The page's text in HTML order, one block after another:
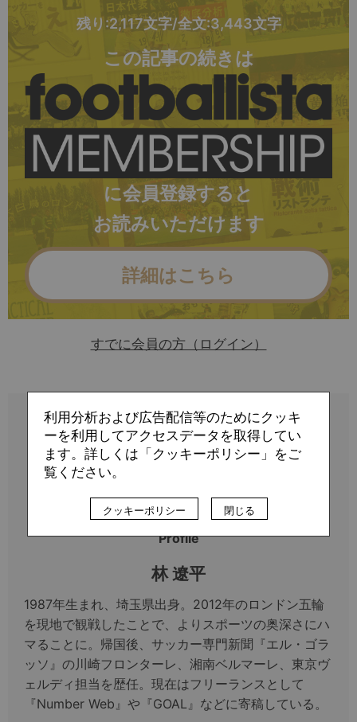
残り:2,117文字/全文:3,443文字
この記事の続きは
に会員登録すると
お読みいただけます
詳細はこちら
すでに会員の方（ログイン）
Profile
林 遼平
1987年生まれ、埼玉県出身。2012年のロンドン五輪
を現地で観戦したことで、よりスポーツの奥深さにハ
マることに。帰国後、サッカー専門新聞『エル・ゴラ
ッソ』の川崎フロンターレ、湘南ベルマーレ、東京ヴ
ェルディ担当を歴任。現在はフリーランスとして
『Number Web』や『GOAL』などに寄稿している。
利用分析および広告配信等のためにクッキ
ーを利用してアクセスデータを取得してい
ます。詳しくは「クッキーポリシー」をご
覧ください。
クッキーポリシー 閉じる